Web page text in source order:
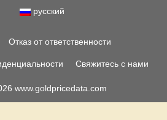
русский
Отказ от ответственности
Свяжитесь с нами
www.goldpricedata.com